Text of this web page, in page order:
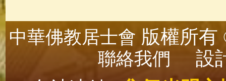
中華佛教居士會 版權所
聯絡我們
設